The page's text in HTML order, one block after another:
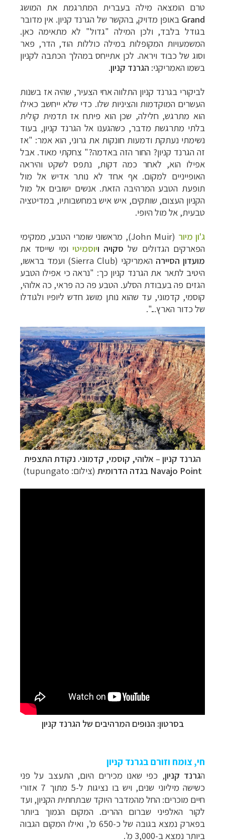
טרם הומצאה מילה בעברית המתרגמת את המושג
Grand באופן מדויק, בהקשר של הגרנד קניון. אין מדובר
בגודל בלבד, ולכן המילה "גדול" לא מתאימה כאן.
המשמעויות המקופלות במילה כוללות הוד, הדר, פאר
וסוג של כבוד ויראה. לכן אתייחס במהלך הכתבה לקניון
בשמו האמריקני: הגרנד קניון.
לביקורי בגרנד קניון התלווה אחי הצעיר, שהיה אז בשנות
העשרים המוקדמות והציניות שלו. כדי שלא ייחשב כאילו
הוא מתרגש, חלילה, שכן הוא פיתח אז תדמית קולית
בלתי מתרגשת מדבר, כשהגענו אל הגרנד קניון, בעוד
נשימתי נעתקת ודמעות חונקות את גרוני, הוא אמר: "אז
זה הגרנד קניון? החור הזה באדמה?" צחקתי מאוד. אבל
אפילו הוא, לאחר כמה דקות, נתפס לשקט והיראה
האופייניים למקום. אף אחד לא נותר אדיש אל מול
תופעת הטבע המרהיבה הזאת. אנשים ישובים אל מול
הקניון העצום, שותקים, איש איש במחשבותיו, במדיטציה
טבעית, אל מול היופי.
ג'ון מיור (John Muir)
, מראשוני שומרי הטבע, ממקימי
הפארקים הגדולים של סקויה ויוסמיטי ומי שייסד את
מועדון הסיירה האמריקני (Sierra Club) ועמד בראשו,
היטיב לתאר את הגרנד קניון כך: "נראה כי אפילו הטבע
הגזים פה בעבודת הסלע. הטבע פה כה פראי, כה אלוהי,
קוסמי, קדמוני, עד שהוא נותן מושג חדש ליופיו ולגודלו
של כדור הארץ...".
הגרנד קניון– אלוהי, קוסמי, קדמוני. נקודת התצפית
Navajo Point בגדה הדרומית
(צילום: tupungato)
בסרטון: הנופים המרהיבים של הגרנד קניון
חי, צומח וזורם בגרנד קניון
הגרנד קניון, כפי שאנו מכירים היום, התעצב על פני
כשישה מיליוני שנים, ויש בו נציגות ל-5 מתוך 7 אזורי
חיים מוכרים: החל מהמדבר היוקד שבתחתית הקניון, ועד
לקור האלפיני שברום ההרים. המקום הנמוך ביותר
בפארק נמצא בגובה של כ-650 מ', ואילו המקום הגבוה
ביותר נמצא ב-3,000 מ'.